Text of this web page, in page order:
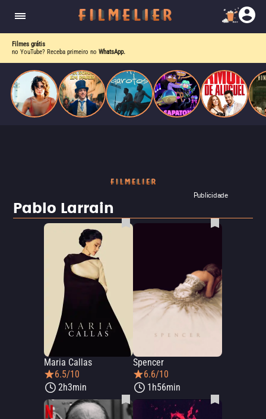
Filmes grátis
no YouTube? Receba primeiro no WhatsApp.
Publicidade
Pablo Larrain
Maria Callas
6.5/10
2h3min
Spencer
6.6/10
1h56min
escrevia e a vida real começa a desaparecer.